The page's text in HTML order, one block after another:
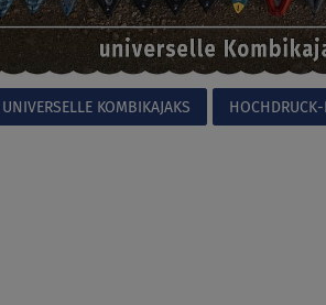
UNIVERSELLE KOMBIKAJAKS HOCHDRUCK-